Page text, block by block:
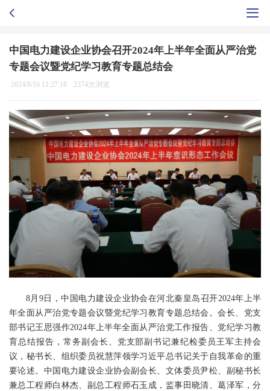
中国电力建设企业协会召开2024年上半年全面从严治党
专题会议暨党纪学习教育专题总结会
2024/8/16 11:27:18 2374次浏览
8月9日，中国电力建设企业协会在河北秦皇岛召开2024年上半
年全面从严治党专题会议暨党纪学习教育专题总结会。会长、党支
部书记王思强作2024年上半年全面从严治党工作报告、党纪学习教
育总结报告，常务副会长、党支部副书记兼纪检委员王军主持会
议，秘书长、组织委员祝慧萍领学习近平总书记关于自我革命的重
要论述。中国电力建设企业协会副会长、文体委员尹松、副秘书长
兼总工程师白林杰、副总工程师石玉成，监事田晓清、葛泽军，分